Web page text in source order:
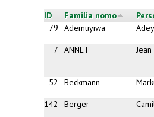
ID Familia nomo
79
Ademuyiwa
7 ANNET Jean
52 Beckmann
142 Berger